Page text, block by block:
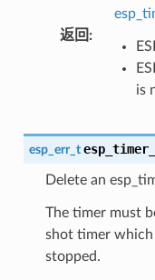
返回 :
is
esp_err_t
Delete an
The timer must
shot timer which
stopped.